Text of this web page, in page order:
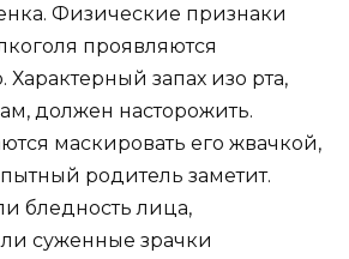
Физические признаки
проявляются
Характерный запах изо рта,
должен насторожить.
маскировать его жвачкой,
родитель заметит.
бледность лица,
суженные зрачки